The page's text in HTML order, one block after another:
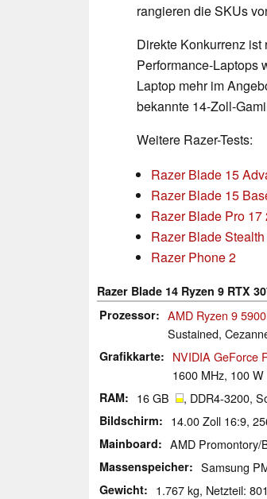
rangieren die SKUs
Direkte Konkurrenz
Performance-Laptops
Laptop mehr im
bekannte 14-Zoll-
Weitere Razer-Tests:
Razer Blade 15
Razer Blade 15
Razer Blade Pro 17
Razer Blade
Razer Phone 2
Razer Blade 14 Ryzen 9 RTX
Prozessor
AMD Ryzen 9
Sustained,
Grafikkarte NVIDIA GeForce
1600 MHz, 100
RAM 16 GB , DDR4-3200,
Bildschirm 14.00 Zoll 16:9,
Mainboard AMD Promontory/
Massenspeicher Samsung
Gewicht 1.767 kg, Netzteil: